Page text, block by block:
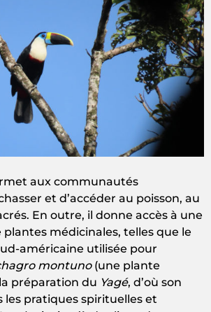
aux communautés
et d’accéder au poisson, au
En outre, il donne accès à une
médicinales, telles que le
américaine utilisée pour
montuno(une plante
préparation du Yagé, d’où son
les pratiques spirituelles et